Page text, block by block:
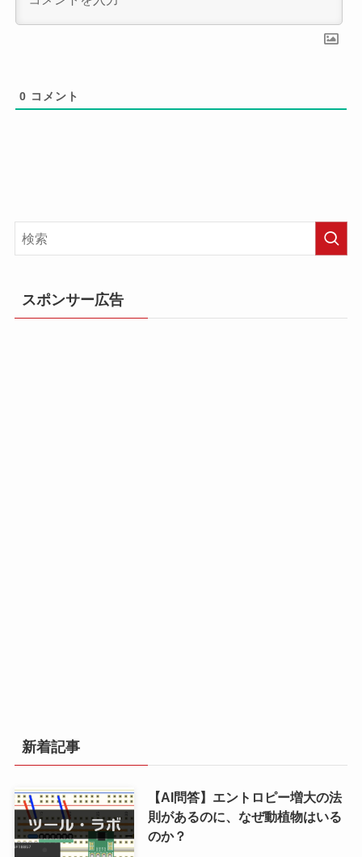
0 コメント
スポンサー広告
新着記事
【AI問答】エントロピー増大の法
則があるのに、なぜ動植物はいる
のか？